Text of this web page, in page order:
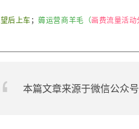
后上车；薅运营商羊毛（画费流量活动
本篇文章来源于微信公众